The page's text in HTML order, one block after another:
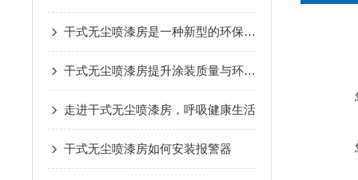
干式无尘喷漆房是一种新型的环保技术
干式无尘喷漆房提升涂装质量与环境友好的良好技术
走进干式无尘喷漆房，呼吸健康生活
干式无尘喷漆房如何安装报警器